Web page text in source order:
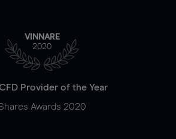
VINNARE
2020
Provider of the Year
Awards 2020